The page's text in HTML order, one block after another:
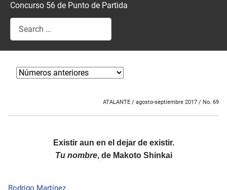
Concurso 56 de Punto de Partida
Search
ATALANTE / agosto-septiembre 2017 / No. 69
Existir aun en el dejar de existir.
Tu nombre, de Makoto Shinkai
Rodrigo Martínez